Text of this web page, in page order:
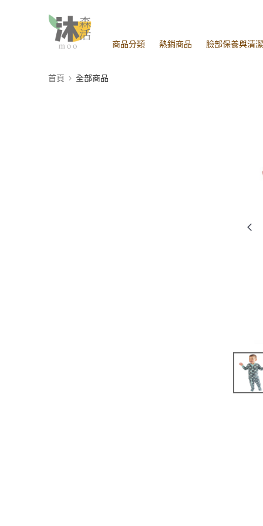
商品分類 熱銷商品 臉部保養與清
首頁 全部商品